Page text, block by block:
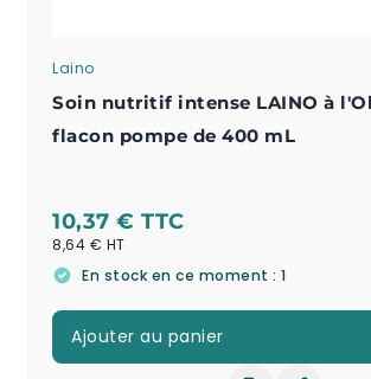
Laino
Soin nutritif intense LAINO à
flacon pompe de 400 mL
10,37 €
8,64 €
En stock en ce moment : 1
Ajouter au panier